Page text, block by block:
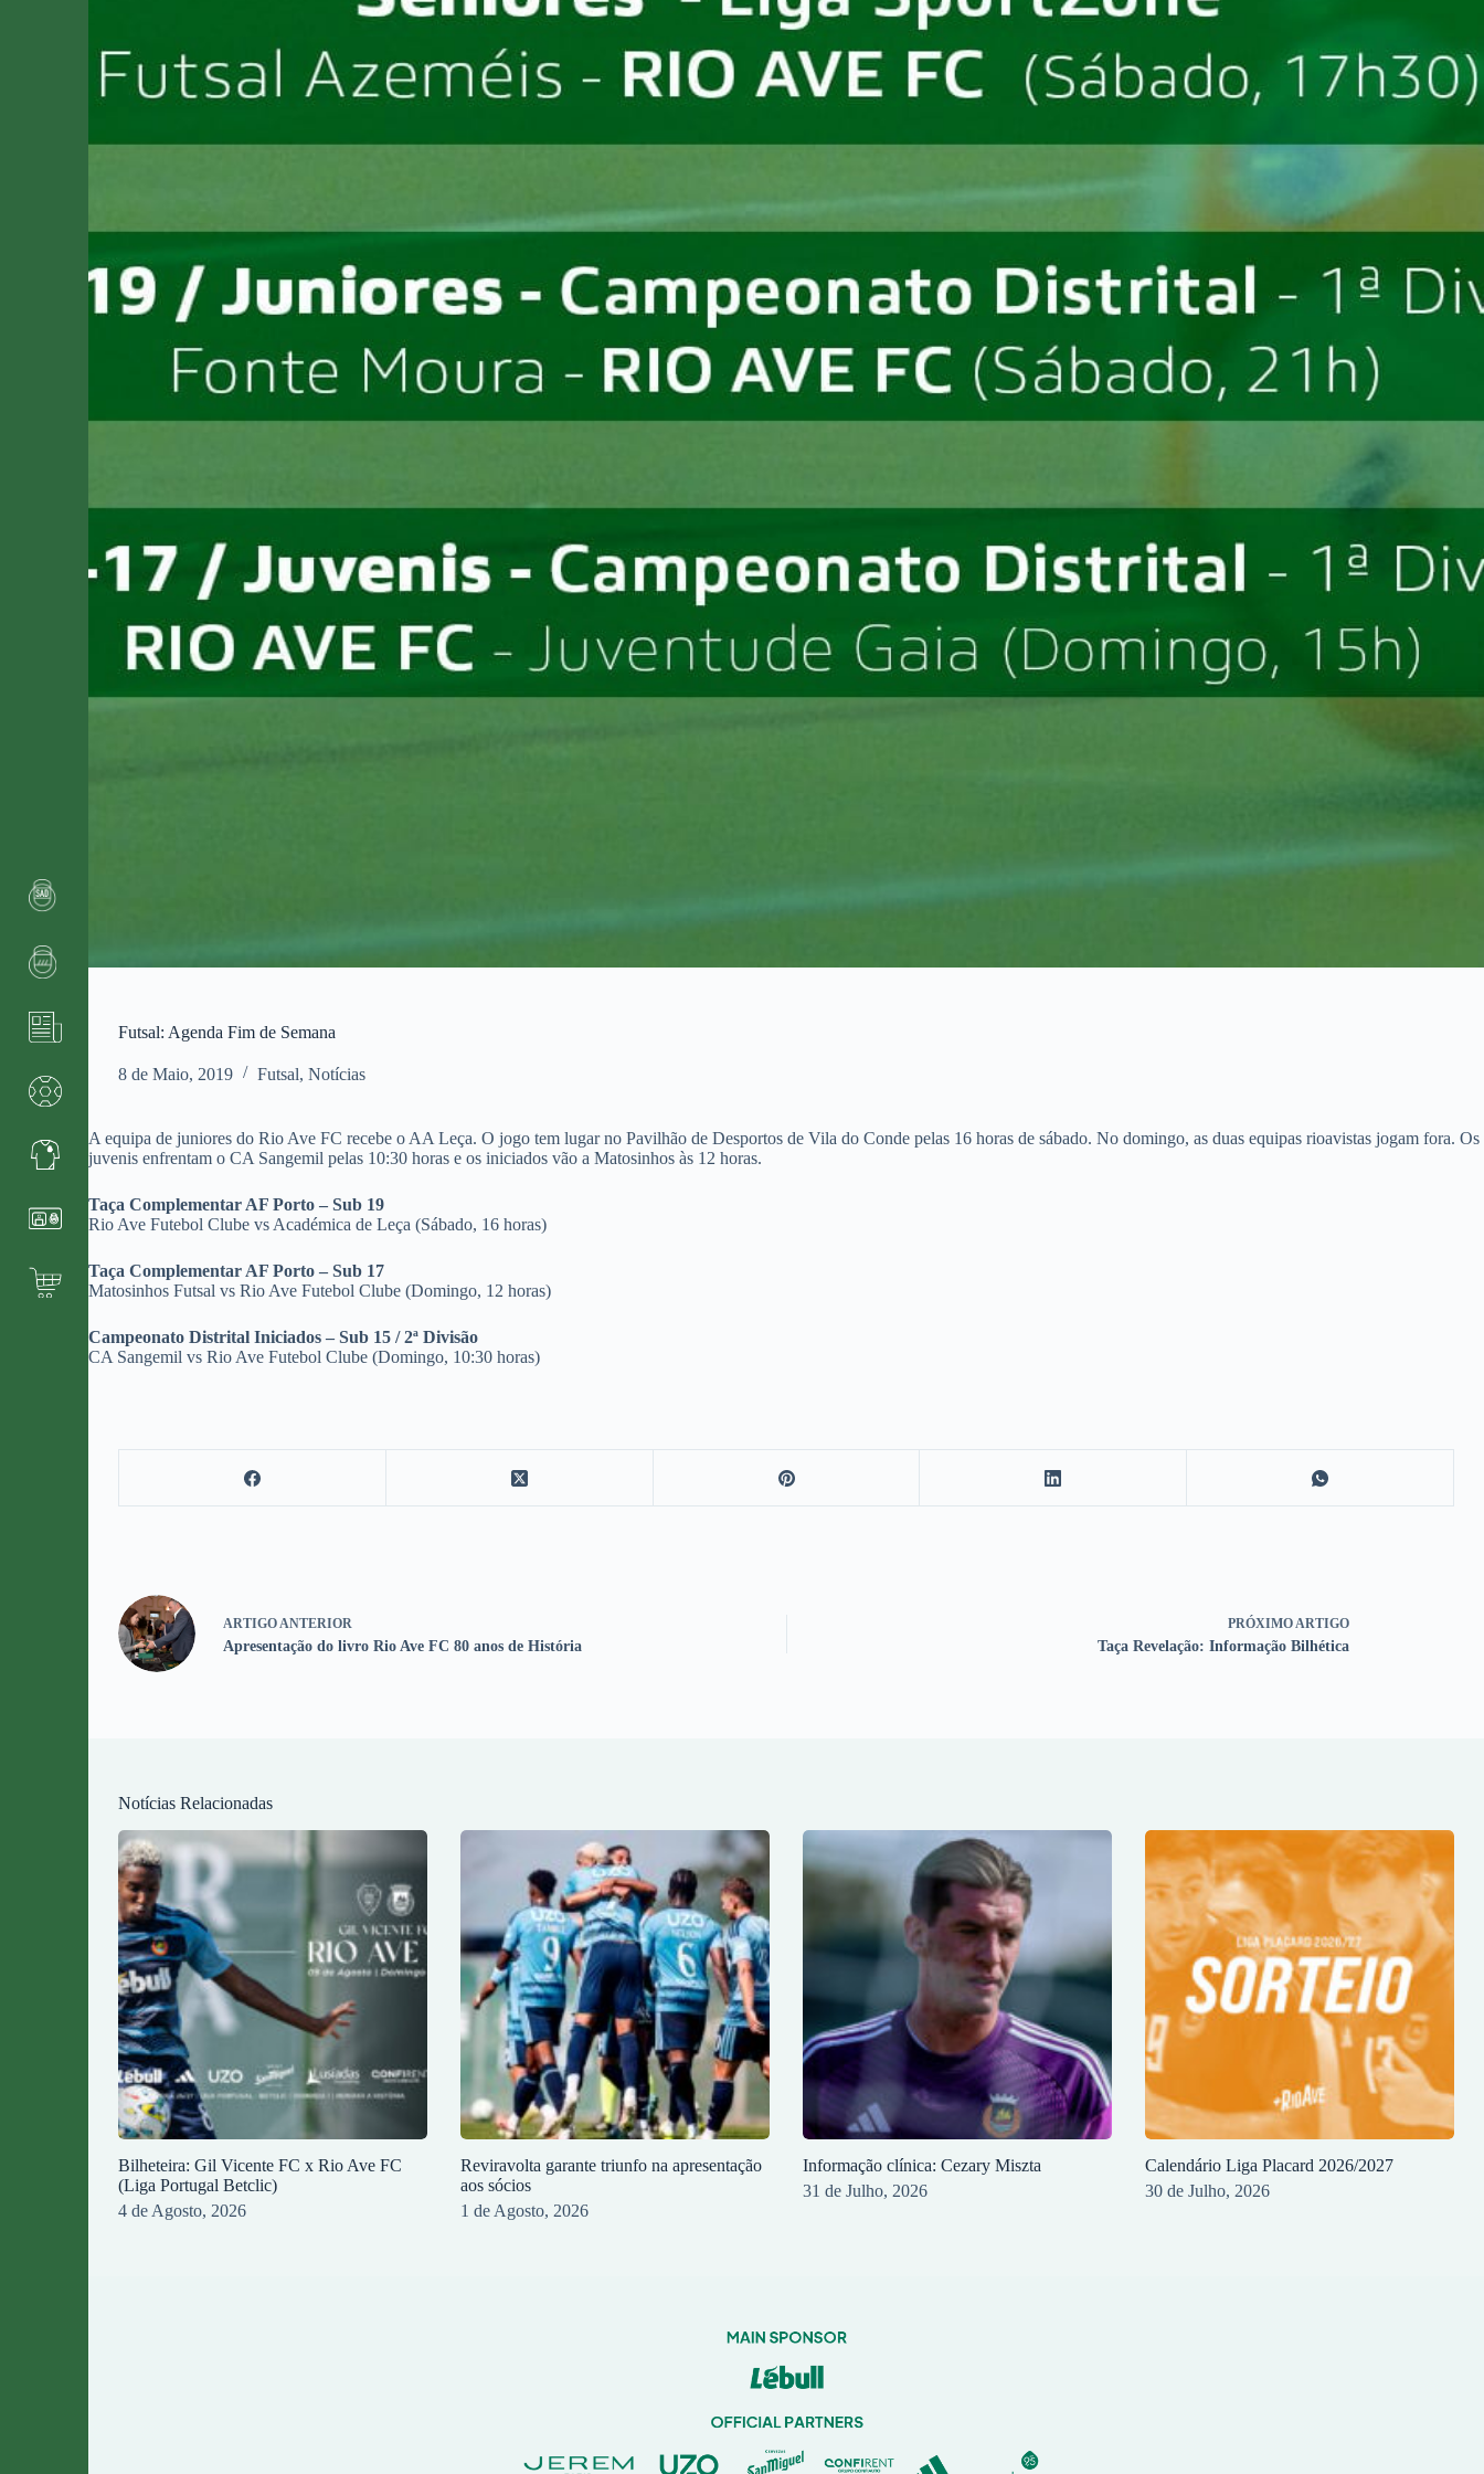
Futsal: Agenda Fim de Semana
8 de Maio, 2019 Futsal,Notícias
A equipa de juniores do Rio Ave FC recebe o AA Leça. O jogo tem lugar no Pavilhão de Desportos de Vila do Conde pelas 16 horas de sábado. No domingo, as duas equipas rioavistas jogam fora. Os
juvenis enfrentam o CA Sangemil pelas 10:30 horas e os iniciados vão a Matosinhos às 12 horas.
Taça Complementar AF Porto – Sub 19
Rio Ave Futebol Clube vs Académica de Leça (Sábado, 16 horas)
Taça Complementar AF Porto – Sub 17
Matosinhos Futsal vs Rio Ave Futebol Clube (Domingo, 12 horas)
Campeonato Distrital Iniciados – Sub 15 / 2ª Divisão
CA Sangemil vs Rio Ave Futebol Clube (Domingo, 10:30 horas)
ARTIGO ANTERIOR
Apresentação do livro Rio Ave FC 80 anos de História
PRÓXIMO ARTIGO
Taça Revelação: Informação Bilhética
Notícias Relacionadas
Bilheteira: Gil Vicente FC x Rio Ave FC
(Liga Portugal Betclic)
4 de Agosto, 2026
Reviravolta garante triunfo na apresentação
aos sócios
1 de Agosto, 2026
Informação clínica: Cezary Miszta
31 de Julho, 2026
Calendário Liga Placard 2026/2027
30 de Julho, 2026